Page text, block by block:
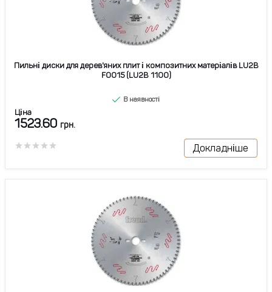
Пильні диски для дерев'яних плит і композитних матеріалів LU2B
F0015 (LU2B 1100)
В наявності
Ціна
1523.60 грн.
Докладніше